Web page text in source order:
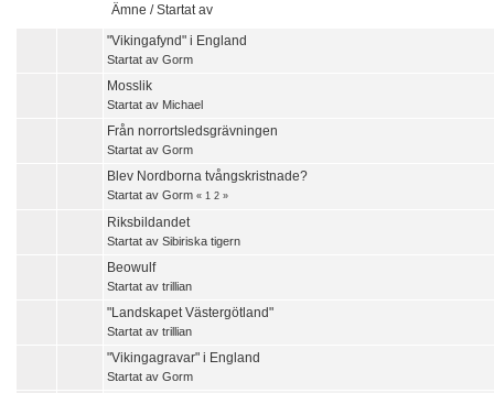
Ämne /Startat av
"Vikingafynd" i England
Startat av Gorm
Mosslik
Startat av Michael
Från norrortsledsgrävningen
Startat av Gorm
Blev Nordborna tvångskristnade?
Startat av Gorm « 1 2 »
Riksbildandet
Startat av Sibiriska tigern
Beowulf
Startat av trillian
"Landskapet Västergötland"
Startat av trillian
"Vikingagravar" i England
Startat av Gorm